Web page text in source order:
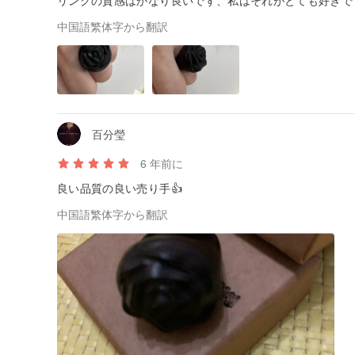
モデルはシンプルで美しい寛大なラインと木の質感を、
リング生活するように彫刻、ナイフ、複雑で時間がかか
モデルは、ちょうど、バラ線を表示します。
概略的な摩耗
▲実際に木製のモデルを着て
▲壮大なモデルが実際に着用します
▲リングの完了は常にこんにちは運ぶことができた後、
▲美貌と野生
台湾の製造、品質と安定性
製品設計、プロセスシミュレーション、没入着用し、実
したから、台湾で作られた100％は、各製品への消費者
できます。
▲3Dソフトウェア設計リング形状や機関を使用して、実
▲レンダリングソフトウェアシミュレーション木材の色
▲精密CNCの木彫り、正確で繊細な質感を使用して
▲完成品検査及び第一表面仕上げ及び研磨及び保護ラッ
中国語繁体字から翻訳
百分瑩
6 年前に
良い品質の良い売り手👍
中国語繁体字から翻訳